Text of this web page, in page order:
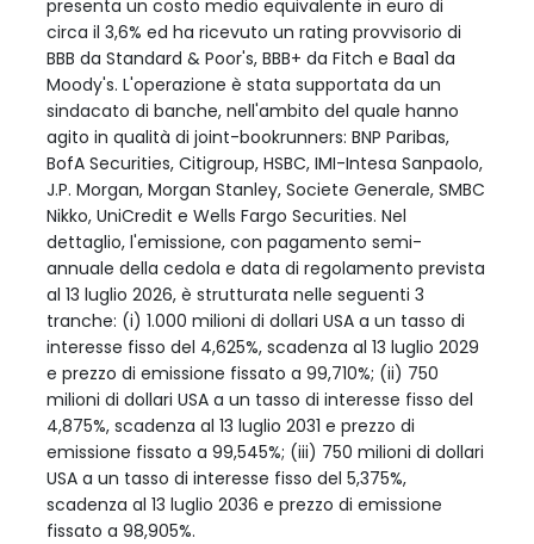
presenta un costo medio equivalente in euro di
circa il 3,6% ed ha ricevuto un rating provvisorio di
BBB da Standard & Poor's, BBB+ da Fitch e Baa1 da
Moody's. L'operazione è stata supportata da un
sindacato di banche, nell'ambito del quale hanno
agito in qualità di joint-bookrunners: BNP Paribas,
BofA Securities, Citigroup, HSBC, IMI-Intesa Sanpaolo,
J.P. Morgan, Morgan Stanley, Societe Generale, SMBC
Nikko, UniCredit e Wells Fargo Securities. Nel
dettaglio, l'emissione, con pagamento semi-
annuale della cedola e data di regolamento prevista
al 13 luglio 2026, è strutturata nelle seguenti 3
tranche: (i) 1.000 milioni di dollari USA a un tasso di
interesse fisso del 4,625%, scadenza al 13 luglio 2029
e prezzo di emissione fissato a 99,710%; (ii) 750
milioni di dollari USA a un tasso di interesse fisso del
4,875%, scadenza al 13 luglio 2031 e prezzo di
emissione fissato a 99,545%; (iii) 750 milioni di dollari
USA a un tasso di interesse fisso del 5,375%,
scadenza al 13 luglio 2036 e prezzo di emissione
fissato a 98,905%.